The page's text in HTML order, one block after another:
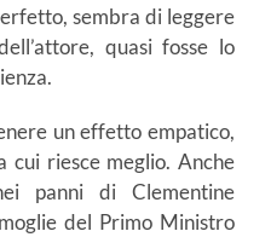
sembra di leggere
quasi fosse lo
un effetto empatico,
cui riesce meglio. Anche
panni di Clementine
del Primo Ministro